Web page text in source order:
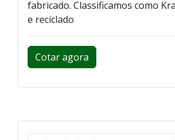
fabricado. Classificamos como
e reciclado
Cotar agora